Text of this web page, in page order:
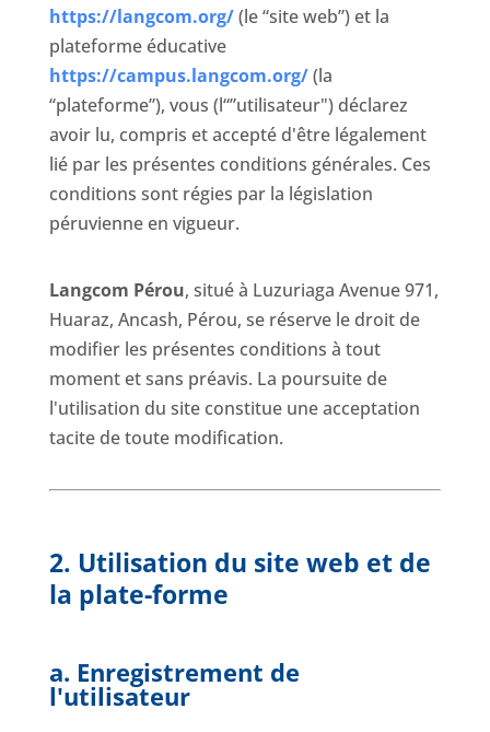
https://langcom.org/(le “site web”) et la
plateforme éducative
https://campus.langcom.org/(la
“plateforme”), vous (l“”utilisateur") déclarez
avoir lu, compris et accepté d'être légalement
lié par les présentes conditions générales. Ces
conditions sont régies par la législation
péruvienne en vigueur.
Langcom Pérou, situé à Luzuriaga Avenue 971,
Huaraz, Ancash, Pérou, se réserve le droit de
modifier les présentes conditions à tout
moment et sans préavis. La poursuite de
l'utilisation du site constitue une acceptation
tacite de toute modification.
2. Utilisation du site web et de
la plate-forme
a. Enregistrement de
l'utilisateur